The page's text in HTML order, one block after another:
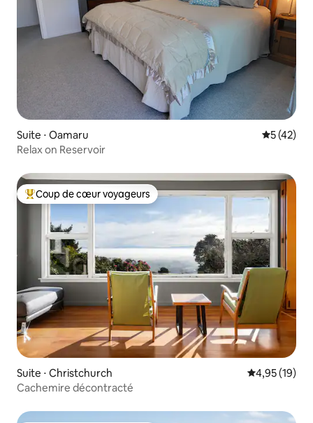
Suite ⋅ Oamaru
5 (42)
Relax on Reservoir
Coups de cœur voyageurs les plus appréciés
Coup de cœur voyageurs
Suite ⋅ Christchurch Évaluation
4,95 (19)
Cachemire décontracté